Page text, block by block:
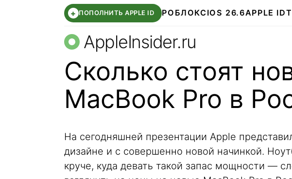
+ ПОПОЛНИТЬ APPLE ID РОБЛОКС IOS 26.6APPLE ID
AppleInsider.ru
Сколько стоят
MacBook Pro в
На сегодняшней презентации Apple
дизайне и с совершенно новой начинкой.
круче, куда девать такой запас мощности —